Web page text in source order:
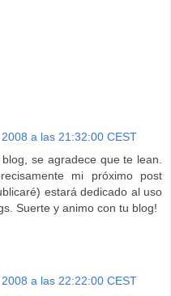
a las 21:32:00 CEST
se agradece que te lean.
mi próximo post
estará dedicado al uso
Suerte y animo con tu blog!
a las 22:22:00 CEST